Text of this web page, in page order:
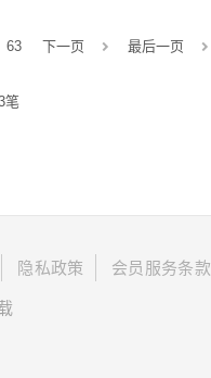
63 下一页 最后一页
笔
隐私政策 会员服务条款